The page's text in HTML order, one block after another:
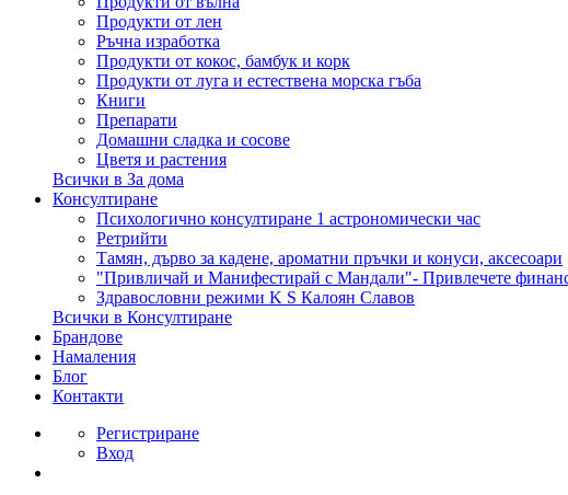
Продукти от лен
Ръчна изработка
Продукти от кокос, бамбук и корк
Продукти от луга и естествена морска гъба
Книги
Препарати
Домашни сладка и сосове
Цветя и растения
Всички в За дома
Консултиране
Психологично консултиране 1 астрономически час
Ретрийти
Тамян, дърво за кадене, ароматни пръчки и конуси, аксесоари
"Привличай и Манифестирай с Мандали"- Привлечете
Здравословни режими K S Калоян Славов
Всички в Консултиране
Брандове
Намаления
Блог
Контакти
Регистриране
Вход